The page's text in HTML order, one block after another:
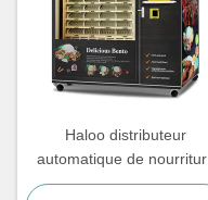
Haloo distributeur
automatique de nourriture
chaude Autoservices